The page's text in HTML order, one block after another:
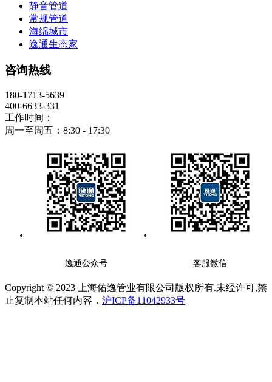
静音管道
常规管道
海绵城市
逸通生态家
咨询热线
180-1713-5639
400-6633-331
工作时间：
周一至周五：8:30 - 17:30
逸通公众号 客服微信
Copyright © 2023 上海佑逸管业有限公司版权所有.未经许可,禁
止复制本站任何内容． 沪ICP备11042933号